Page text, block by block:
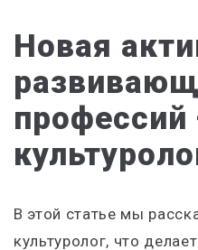
Новая
профессий
В этой статье мы
культуролог, что